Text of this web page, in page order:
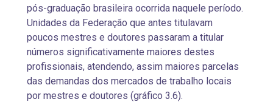
pós-graduação brasileira ocorrida naquele período.
Unidades da Federação que antes titulavam
poucos mestres e doutores passaram a titular
números significativamente maiores destes
profissionais, atendendo, assim maiores parcelas
das demandas dos mercados de trabalho locais
por mestres e doutores (gráfico 3.6).